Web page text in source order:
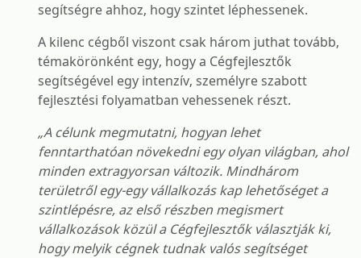
segítségre ahhoz, hogy szintet léphessenek.
A kilenc cégből viszont csak három juthat tovább,
témakörönként egy, hogy a Cégfejlesztők
segítségével egy intenzív, személyre szabott
fejlesztési folyamatban vehessenek részt.
„A célunk megmutatni, hogyan lehet
fenntarthatóan növekedni egy olyan világban, ahol
minden extragyorsan változik. Mindhárom
területről egy-egy vállalkozás kap lehetőséget a
szintlépésre, az első részben megismert
vállalkozások közül a Cégfejlesztők választják ki,
hogy melyik cégnek tudnak valós segítséget